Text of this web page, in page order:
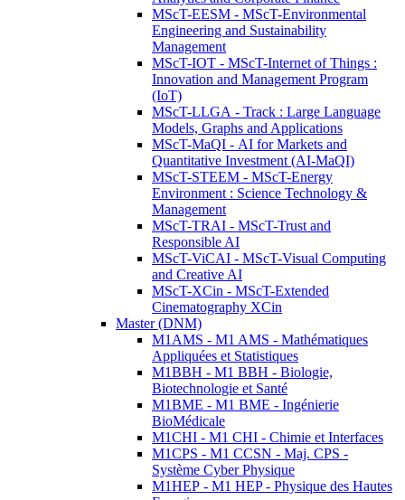
MScT-EESM - MScT-Environmental
Engineering and Sustainability
Management
MScT-IOT - MScT-Internet of Things :
Innovation and Management Program
(IoT)
MScT-LLGA - Track : Large Language
Models, Graphs and Applications
MScT-MaQI - AI for Markets and
Quantitative Investment (AI-MaQI)
MScT-STEEM - MScT-Energy
Environment : Science Technology &
Management
MScT-TRAI - MScT-Trust and
Responsible AI
MScT-ViCAI - MScT-Visual Computing
and Creative AI
MScT-XCin - MScT-Extended
Cinematography XCin
Master (DNM)
M1AMS - M1 AMS - Mathématiques
Appliquées et Statistiques
M1BBH - M1 BBH - Biologie,
Biotechnologie et Santé
M1BME - M1 BME - Ingénierie
BioMédicale
M1CHI - M1 CHI - Chimie et Interfaces
M1CPS - M1 CCSN - Maj. CPS -
Système Cyber Physique
M1HEP - M1 HEP - Physique des Hautes